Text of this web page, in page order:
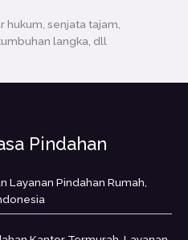
hukum, senjata tajam,
langka, dll
Pindahan
Layanan Pindahan Rumah,